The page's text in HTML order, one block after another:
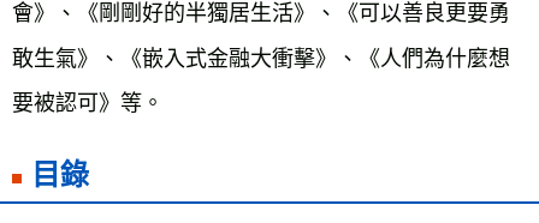
會》、《剛剛好的半獨居生活》、《可以善良更要勇
敢生氣》、《嵌入式金融大衝擊》、《人們為什麼想
要被認可》等。
目錄